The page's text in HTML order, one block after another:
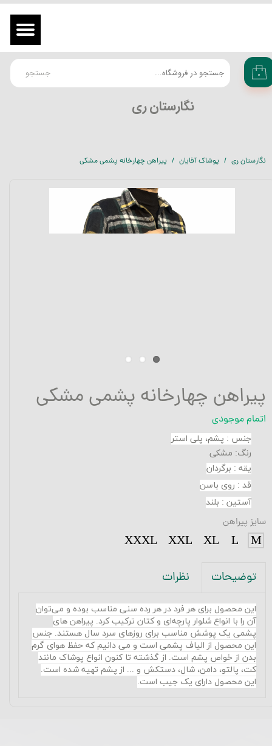
​نگارستان ری
جستجو ۰
تغییر گذر واژه
سفارشات
خروج از حساب کاربری
نگارستان ری پوشاک آقایان پیراهن چهارخانه پشمی مشکی
پیراهن چهارخانه پشمی مشکی
اتمام موجودی
جنس : پشم، پلی استر
رنگ: مشکی
یقه : برگردان
قد : روی باسن
آستین : بلند
سایز پیراهن
M
L
XL
XXL
XXXL
توضیحات نظرات
این محصول برای هر فرد در هر رده سنی مناسب بوده و می‌توان
آن‌ را با انواع شلوار پارچه‌ای و کتان ترکیب کرد. پیراهن های
پشمی یک پوشش مناسب برای روزهای سرد سال هستند. جنس
این محصول از الیاف پشمی است و می دانیم که حفظ هوای گرم
بدن از خواص پشم است. از گذشته تا کنون انواع پوشاک مانند
کت، پالتو، دامن، شال، دستکش و ... از پشم تهیه شده است.
این محصول دارای یک جیب است.